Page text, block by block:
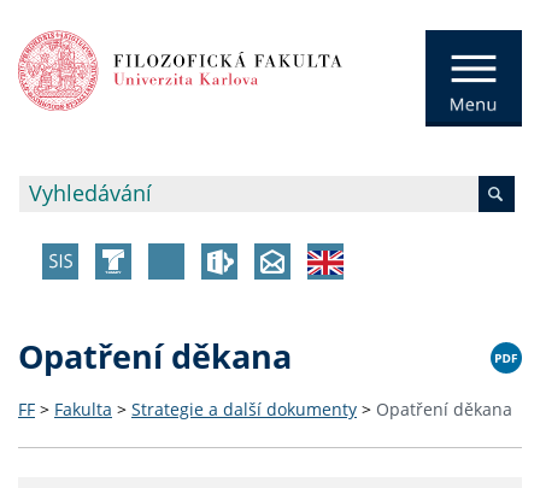
Opatření děkana
FF > Fakulta > Strategie a další dokumenty > Opatření děkana